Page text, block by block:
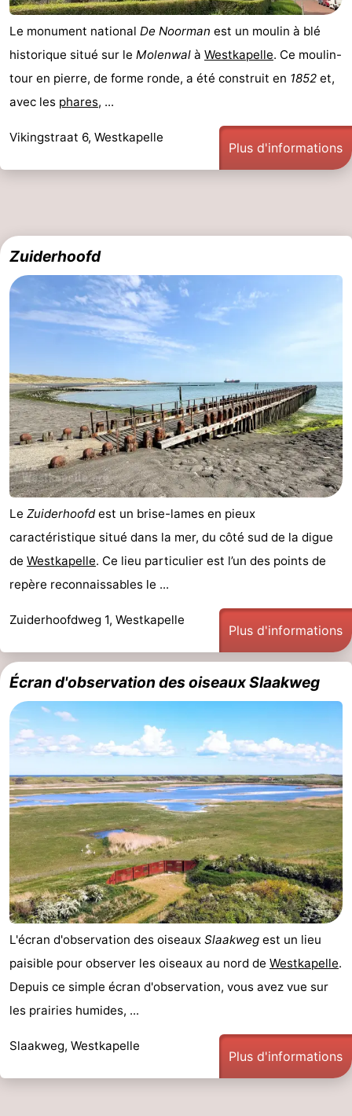
Le monument national De Noorman est un moulin à blé
historique situé sur le Molenwal à Westkapelle. Ce moulin-
tour en pierre, de forme ronde, a été construit en 1852 et,
avec les phares, ...
Vikingstraat 6, Westkapelle
Plus d'informations
Zuiderhoofd
Le Zuiderhoofdest un brise-lames en pieux
caractéristique situé dans la mer, du côté sud de la digue
de Westkapelle. Ce lieu particulier est l’un des points de
repère reconnaissables le ...
Zuiderhoofdweg 1, Westkapelle
Plus d'informations
Écran d'observation des oiseaux Slaakweg
L'écran d'observation des oiseaux Slaakweg est un lieu
paisible pour observer les oiseaux au nord de Westkapelle.
Depuis ce simple écran d'observation, vous avez vue sur
les prairies humides, ...
Slaakweg, Westkapelle
Plus d'informations